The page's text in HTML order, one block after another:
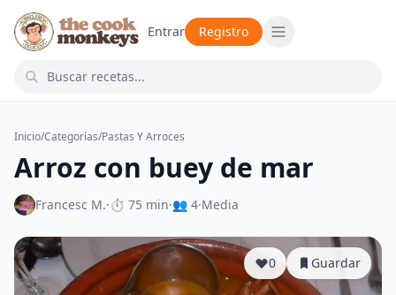
Entrar Registro
Inicio/Categorías/Pastas Y Arroces
Arroz con buey de mar
Francesc M.·⏱ 75 min·👥 4·Media
0 Guardar